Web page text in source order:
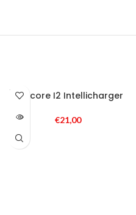
SOLD
OUT
Nitecore I2 Intellicharger
€21,00